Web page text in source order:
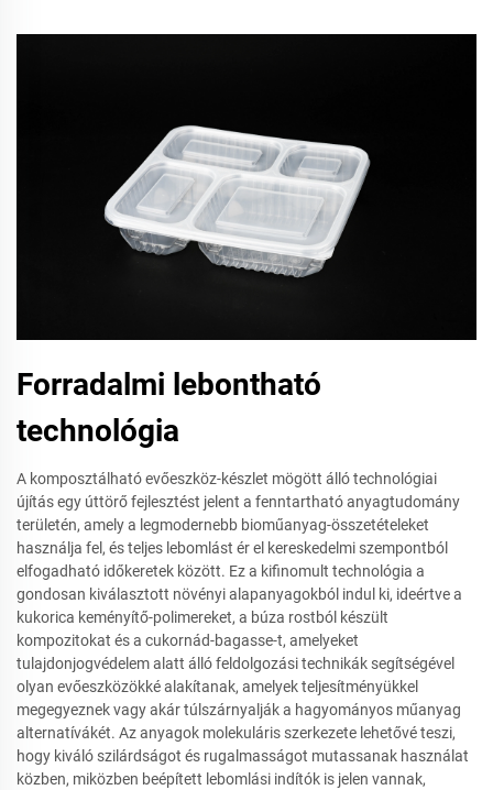
Forradalmi lebontható
technológia
A komposztálható evőeszköz-készlet mögött álló technológiai
újítás egy úttörő fejlesztést jelent a fenntartható anyagtudomány
területén, amely a legmodernebb bioműanyag-összetételeket
használja fel, és teljes lebomlást ér el kereskedelmi szempontból
elfogadható időkeretek között. Ez a kifinomult technológia a
gondosan kiválasztott növényi alapanyagokból indul ki, ideértve a
kukorica keményítő-polimereket, a búza rostból készült
kompozitokat és a cukornád-bagasse-t, amelyeket
tulajdonjogvédelem alatt álló feldolgozási technikák segítségével
olyan evőeszközökké alakítanak, amelyek teljesítményükkel
megegyeznek vagy akár túlszárnyalják a hagyományos műanyag
alternatívákét. Az anyagok molekuláris szerkezete lehetővé teszi,
hogy kiváló szilárdságot és rugalmasságot mutassanak használat
közben, miközben beépített lebomlási indítók is jelen vannak,